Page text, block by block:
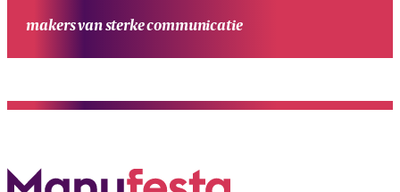
makers van sterke communicatie